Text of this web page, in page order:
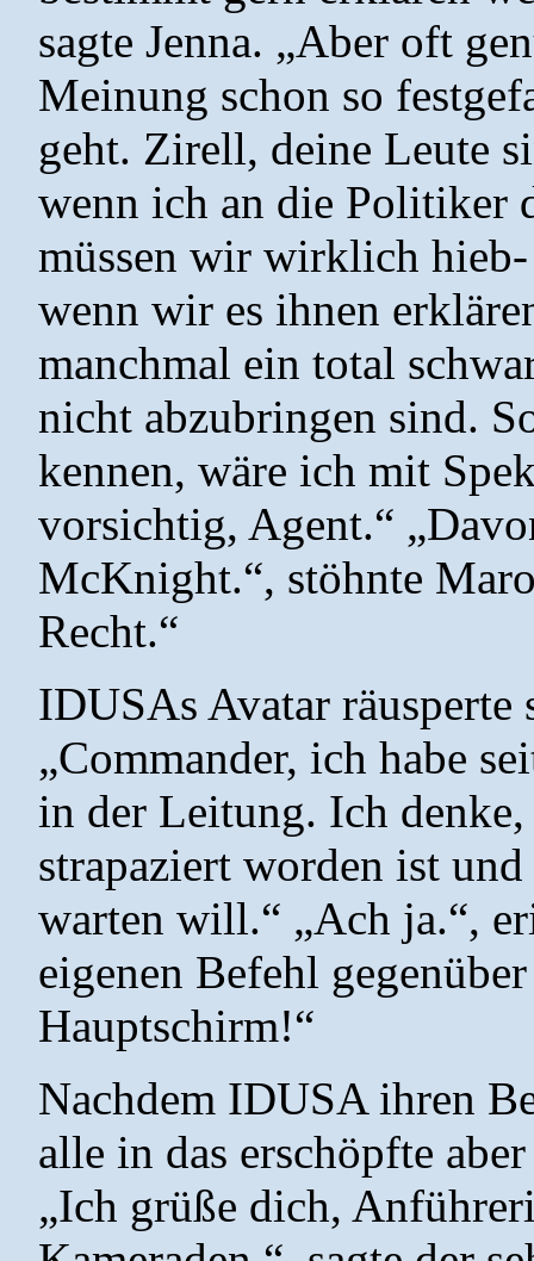
sagte Jenna. „Aber oft
Meinung schon so
geht. Zirell, deine Leute
wenn ich an die Politiker
müssen wir wirklich hieb-
wenn wir es ihnen
manchmal ein total
nicht abzubringen sind.
kennen, wäre ich mit
vorsichtig, Agent.“
McKnight.“, stöhnte
Recht.“
IDUSAs Avatar räusperte
„Commander, ich habe
in der Leitung. Ich denke,
strapaziert worden ist
warten will.“ „Ach ja.“,
eigenen Befehl
Hauptschirm!“
Nachdem IDUSA ihren
alle in das erschöpfte
„Ich grüße dich,